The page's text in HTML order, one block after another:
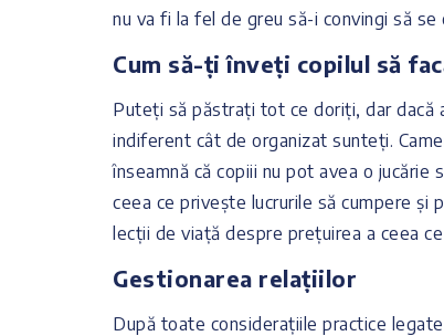
nu va fi la fel de greu să-i convingi să se
Cum să-ți înveți copilul să
Puteți să păstrați tot ce doriți, dar dacă
indiferent cât de organizat sunteți.
înseamnă că copiii nu pot avea o
ceea ce privește lucrurile să cumpere
lecții de viață despre prețuirea a ceea
Gestionarea relațiilor
După toate considerațiile practice